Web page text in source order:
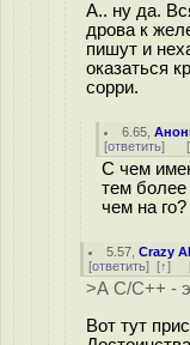
А.. ну да.
дрова к
пишут и
оказаться
сорри.
6.65 ,
[ответить] [
С чем
тем более
чем на го?
5.57 ,Crazy
[ответить] [↑]
>А С/С++ -
Вот тут